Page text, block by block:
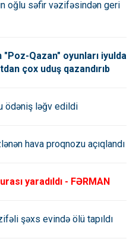
oğlu səfir vəzifəsindən geri
"Poz-Qazan" oyunları iyulda
çox uduş qazandırıb
ödəniş ləğv edildi
hava proqnozu açıqlandı
yaradıldı - FƏRMAN
şəxs evində ölü tapıldı